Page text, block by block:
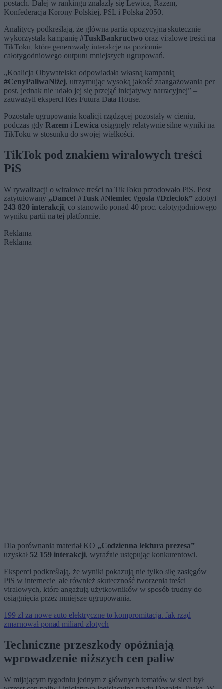
postach. Dalej w rankingu znalazły się Lewica, Razem,
Konfederacja Korony Polskiej, PSL i Polska 2050.
Analitycy podkreślają, że główna partia opozycyjna skutecznie
wykorzystała kampanię #TuskBankructwo oraz viralowe treści na
TikToku, które generowały interakcje na poziomie
całotygodniowego outputu mniejszych ugrupowań.
„Koalicja Obywatelska odpowiadała własną kampanią
#CenyPaliwaNiżej, utrzymując wysoką jakość zaangażowania per
post, jednak nie udało jej się przejąć inicjatywy narracyjnej” –
zauważyli eksperci Res Futura Data House.
Pozostałe ugrupowania koalicji rządzącej pozostały w cieniu,
podczas gdy Razem i Lewica osiągnęły relatywnie silne wyniki na
TikToku w stosunku do swojej wielkości.
TikTok pod znakiem wiralowych treści
PiS
W rywalizacji o wiralowe treści na TikToku przodowało PiS. Post
zatytułowany „Dance! #Tusk #Niemiec #gosia #Dzieciok” zdobył
243 820 interakcji, co stanowiło ponad 40 proc. całotygodniowego
wyniku partii na tej platformie.
Reklama
Reklama
Dla porównania materiał KO „Codzienna lektura prezesa”
uzyskał 52 159 interakcji, wyraźnie ustępując konkurentowi.
Eksperci podkreślają, że wyniki pokazują nie tylko siłę zasięgów
PiS w internecie, ale również skuteczność tworzenia treści
viralowych, które angażują użytkowników w sposób trudny do
osiągnięcia przez mniejsze ugrupowania.
199 zł za nowe auto elektryczne to kompromitacja. Jak rząd
zmarnował ponad miliard złotych
Techniczne przeszkody opóźniają
wprowadzenie niższych cen paliw
W mijającym tygodniu jednym z głównych tematów w sieci był